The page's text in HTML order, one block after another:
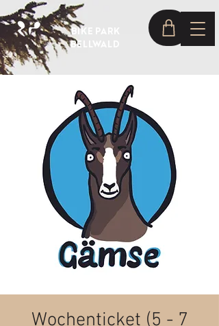
BIKE PARK
BELLWALD
Wochenticket (5 - 7